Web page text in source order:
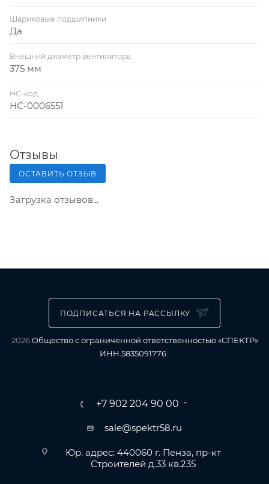
Шариковые подшипники
Да
Внешний диаметр вентилятора
375 мм
НС-код
НС-0006551
Отзывы
ОСТАВИТЬ ОТЗЫВ
Загрузка отзывов...
ПОДПИСАТЬСЯ НА РАССЫЛКУ
2026Общество с ограниченной ответственностью «СПЕКТР»
ИНН 5835091776
+7 902 204 90 00
sale@spektr58.ru
Юр. адрес: 440060 г. Пенза, пр-кт
Строителей д.33 кв.235